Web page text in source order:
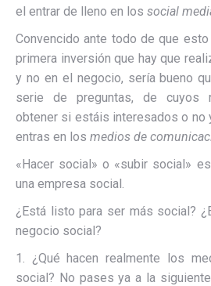
el entrar de lleno en los social
Convencido ante todo de que
primera inversión que hay que
y no en el negocio, sería bueno
serie de preguntas, de cuyos
obtener si estáis interesados o no
entras en los medios de
«Hacer social» o «subir social»
una empresa social.
¿Está listo para ser más social?
negocio social?
1. ¿Qué hacen realmente los
social? No pases ya a la